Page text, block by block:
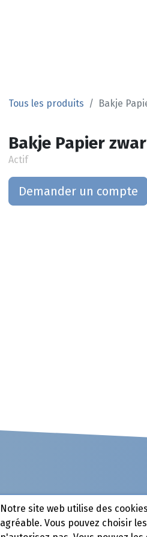
Tous les produits Bakje
Bakje Papier
Actif
Demander un compte
Notre site web utilise des
agréable. Vous pouvez choisir